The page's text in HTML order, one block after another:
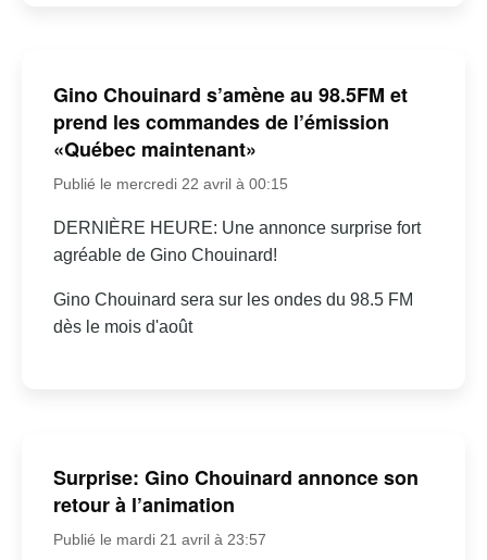
Gino Chouinard s’amène au 98.5FM et
prend les commandes de l’émission
«Québec maintenant»
Publié le mercredi 22 avril à 00:15
DERNIÈRE HEURE: Une annonce surprise fort
agréable de Gino Chouinard!
Gino Chouinard sera sur les ondes du 98.5 FM
dès le mois d'août
Surprise: Gino Chouinard annonce son
retour à l’animation
Publié le mardi 21 avril à 23:57